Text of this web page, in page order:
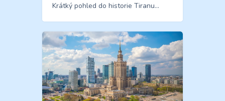
Krátký pohled do historie Tiranu…